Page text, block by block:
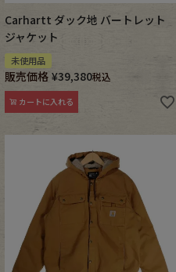
Carhartt ダック地 バートレット
ジャケット
未使用品
販売価格 ¥39,380税込
カートに入れる